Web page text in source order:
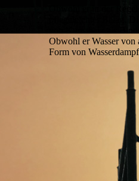
Obwohl er Wasser von
Form von